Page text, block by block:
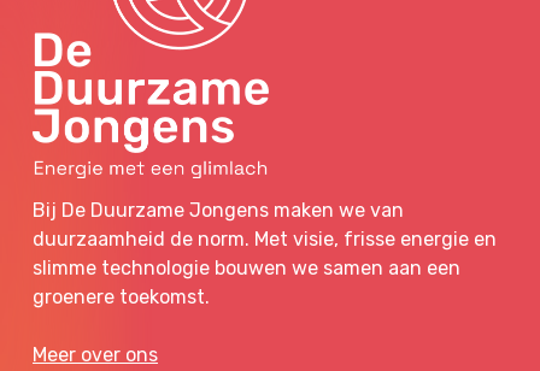
Bij De Duurzame Jongens maken we van
duurzaamheid de norm. Met visie, frisse energie en
slimme technologie bouwen we samen aan een
groenere toekomst.
Meer over ons